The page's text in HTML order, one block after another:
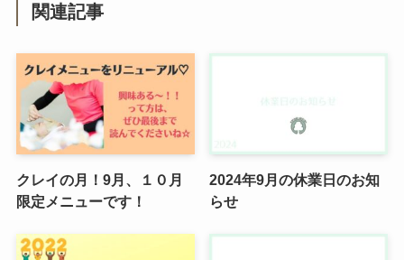
関連記事
クレイの月！9月、１０月
限定メニューです！
2024年9月の休業日のお知
らせ